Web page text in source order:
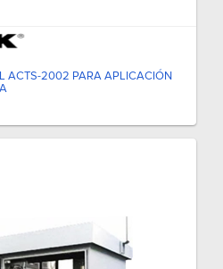
ACTS-2002 PARA APLICACIÓN